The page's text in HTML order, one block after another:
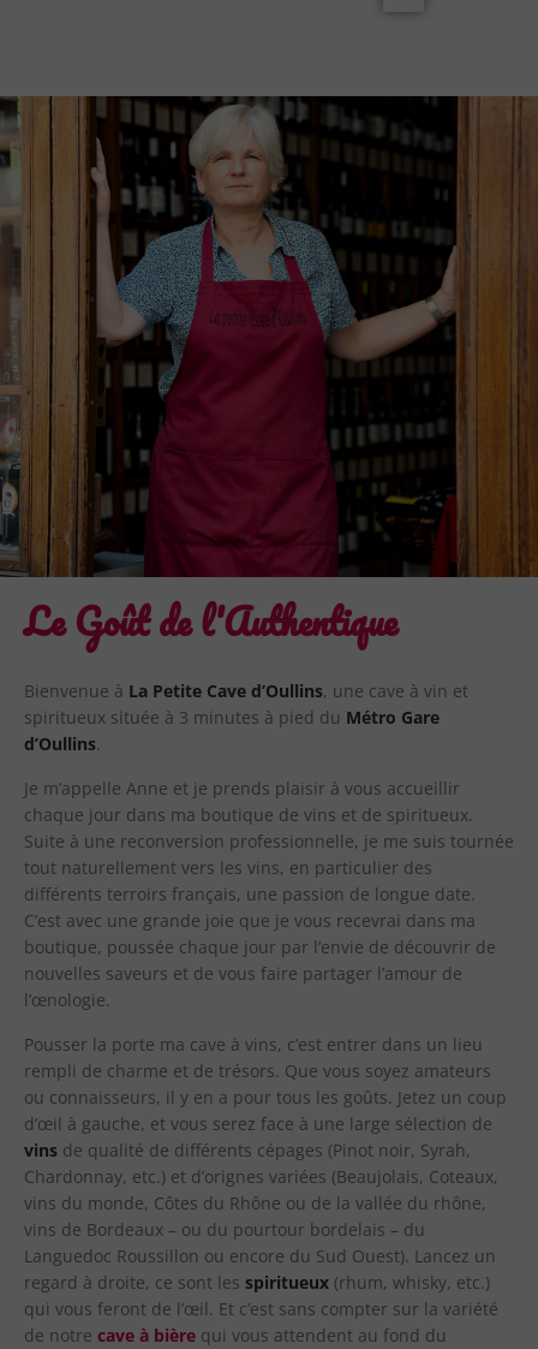
Le Goût de l'Authentique
Bienvenue à La Petite Cave d’Oullins, une cave à vin et
spiritueux située à 3 minutes à pied du Métro Gare
d’Oullins.
Je m’appelle Anne et je prends plaisir à vous accueillir
chaque jour dans ma boutique de vins et de spiritueux.
Suite à une reconversion professionnelle, je me suis tournée
tout naturellement vers les vins, en particulier des
différents terroirs français, une passion de longue date.
C’est avec une grande joie que je vous recevrai dans ma
boutique, poussée chaque jour par l’envie de découvrir de
nouvelles saveurs et de vous faire partager l’amour de
l’œnologie.
Pousser la porte ma cave à vins, c’est entrer dans un lieu
rempli de charme et de trésors. Que vous soyez amateurs
ou connaisseurs, il y en a pour tous les goûts. Jetez un coup
d’œil à gauche, et vous serez face à une large sélection de
vins de qualité de différents cépages (Pinot noir, Syrah,
Chardonnay, etc.) et d’orignes variées (Beaujolais, Coteaux,
vins du monde, Côtes du Rhône ou de la vallée du rhône,
vins de Bordeaux – ou du pourtour bordelais – du
Languedoc Roussillon ou encore du Sud Ouest). Lancez un
regard à droite, ce sont les spiritueux (rhum, whisky, etc.)
qui vous feront de l’œil. Et c’est sans compter sur la variété
de notre cave à bière qui vous attendent au fond du